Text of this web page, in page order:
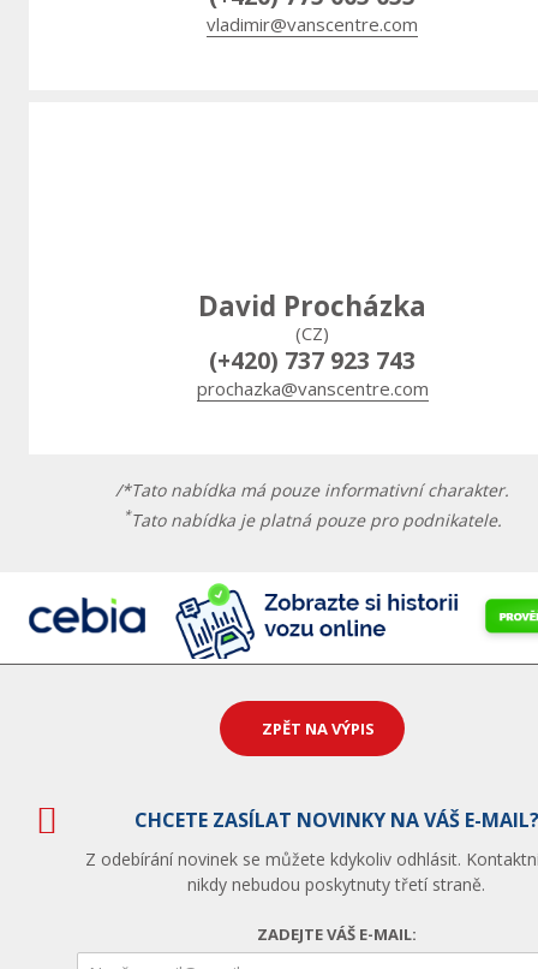
vladimir@vanscentre.com
David Procházka
(CZ)
(+420) 737 923 743
prochazka@vanscentre.com
/*Tato nabídka má pouze informativní charakter.
*Tato nabídka je platná pouze pro podnikatele.
ZPĚT NA VÝPIS
CHCETE ZASÍLAT NOVINKY NA VÁŠ E-MAIL?
Z odebírání novinek se můžete kdykoliv odhlásit.
nikdy nebudou poskytnuty třetí straně.
ZADEJTE VÁŠ E-MAIL: